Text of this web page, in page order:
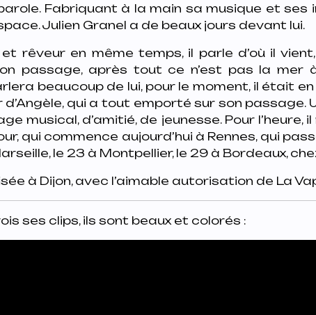
Fabriquant à la main sa musique et ses
Julien Granel a de beaux jours devant lui.
et rêveur en même temps, il parle d’où il
passage, après tout ce n’est pas la mer
beaucoup de lui, pour le moment, il était
d’Angèle, qui a tout emporté sur son passage.
musical, d’amitié, de jeunesse. Pour l’heure,
qui commence aujourd’hui à Rennes, qui
le 23 à Montpellier, le 29 à Bordeaux,
à Dijon, avec l’aimable autorisation de La
ses clips, ils sont beaux et colorés :